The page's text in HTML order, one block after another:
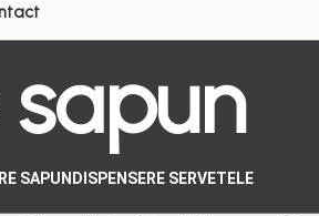
SAPUNDISPENSERE SERVETELE